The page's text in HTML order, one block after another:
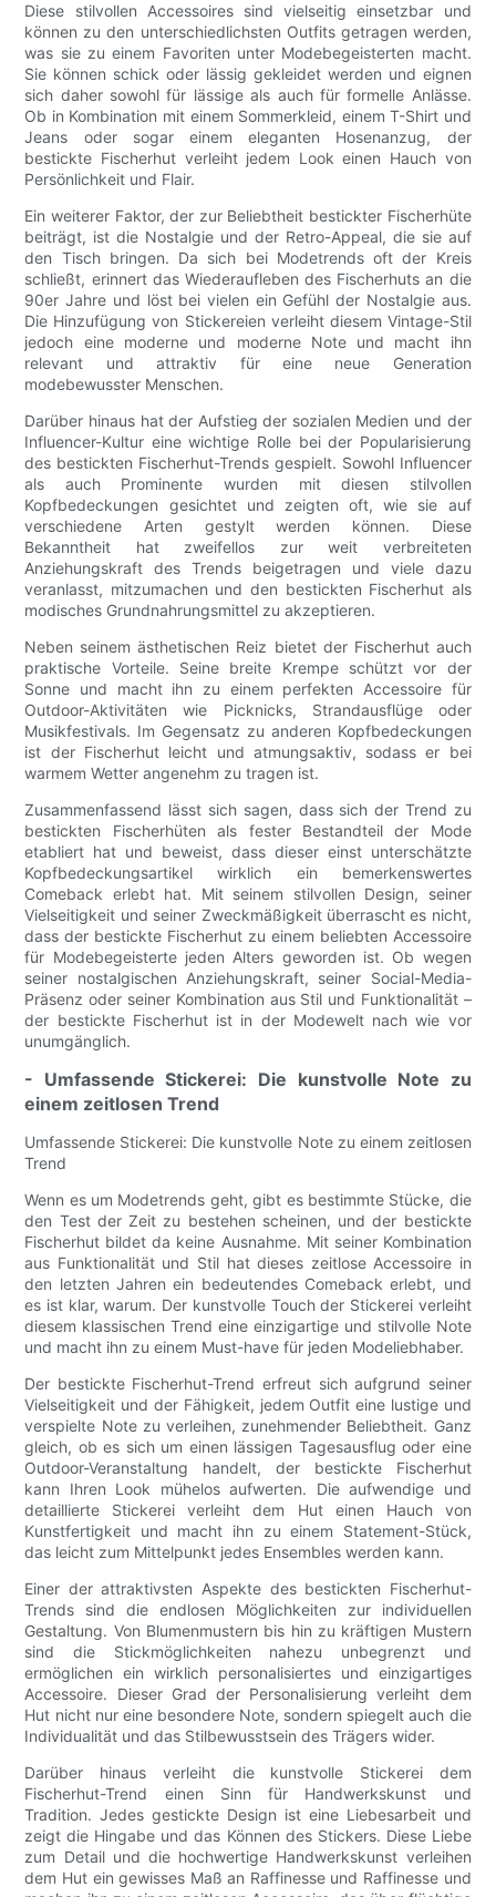
Diese stilvollen Accessoires sind vielseitig einsetzbar und
können zu den unterschiedlichsten Outfits getragen werden,
was sie zu einem Favoriten unter Modebegeisterten macht.
Sie können schick oder lässig gekleidet werden und eignen
sich daher sowohl für lässige als auch für formelle Anlässe.
Ob in Kombination mit einem Sommerkleid, einem T-Shirt und
Jeans oder sogar einem eleganten Hosenanzug, der
bestickte Fischerhut verleiht jedem Look einen Hauch von
Persönlichkeit und Flair.
Ein weiterer Faktor, der zur Beliebtheit bestickter Fischerhüte
beiträgt, ist die Nostalgie und der Retro-Appeal, die sie auf
den Tisch bringen. Da sich bei Modetrends oft der Kreis
schließt, erinnert das Wiederaufleben des Fischerhuts an die
90er Jahre und löst bei vielen ein Gefühl der Nostalgie aus.
Die Hinzufügung von Stickereien verleiht diesem Vintage-Stil
jedoch eine moderne und moderne Note und macht ihn
relevant und attraktiv für eine neue Generation
modebewusster Menschen.
Darüber hinaus hat der Aufstieg der sozialen Medien und der
Influencer-Kultur eine wichtige Rolle bei der Popularisierung
des bestickten Fischerhut-Trends gespielt. Sowohl Influencer
als auch Prominente wurden mit diesen stilvollen
Kopfbedeckungen gesichtet und zeigten oft, wie sie auf
verschiedene Arten gestylt werden können. Diese
Bekanntheit hat zweifellos zur weit verbreiteten
Anziehungskraft des Trends beigetragen und viele dazu
veranlasst, mitzumachen und den bestickten Fischerhut als
modisches Grundnahrungsmittel zu akzeptieren.
Neben seinem ästhetischen Reiz bietet der Fischerhut auch
praktische Vorteile. Seine breite Krempe schützt vor der
Sonne und macht ihn zu einem perfekten Accessoire für
Outdoor-Aktivitäten wie Picknicks, Strandausflüge oder
Musikfestivals. Im Gegensatz zu anderen Kopfbedeckungen
ist der Fischerhut leicht und atmungsaktiv, sodass er bei
warmem Wetter angenehm zu tragen ist.
Zusammenfassend lässt sich sagen, dass sich der Trend zu
bestickten Fischerhüten als fester Bestandteil der Mode
etabliert hat und beweist, dass dieser einst unterschätzte
Kopfbedeckungsartikel wirklich ein bemerkenswertes
Comeback erlebt hat. Mit seinem stilvollen Design, seiner
Vielseitigkeit und seiner Zweckmäßigkeit überrascht es nicht,
dass der bestickte Fischerhut zu einem beliebten Accessoire
für Modebegeisterte jeden Alters geworden ist. Ob wegen
seiner nostalgischen Anziehungskraft, seiner Social-Media-
Präsenz oder seiner Kombination aus Stil und Funktionalität –
der bestickte Fischerhut ist in der Modewelt nach wie vor
unumgänglich.
- Umfassende Stickerei: Die kunstvolle Note zu
einem zeitlosen Trend
Umfassende Stickerei: Die kunstvolle Note zu einem zeitlosen
Trend
Wenn es um Modetrends geht, gibt es bestimmte Stücke, die
den Test der Zeit zu bestehen scheinen, und der bestickte
Fischerhut bildet da keine Ausnahme. Mit seiner Kombination
aus Funktionalität und Stil hat dieses zeitlose Accessoire in
den letzten Jahren ein bedeutendes Comeback erlebt, und
es ist klar, warum. Der kunstvolle Touch der Stickerei verleiht
diesem klassischen Trend eine einzigartige und stilvolle Note
und macht ihn zu einem Must-have für jeden Modeliebhaber.
Der bestickte Fischerhut-Trend erfreut sich aufgrund seiner
Vielseitigkeit und der Fähigkeit, jedem Outfit eine lustige und
verspielte Note zu verleihen, zunehmender Beliebtheit. Ganz
gleich, ob es sich um einen lässigen Tagesausflug oder eine
Outdoor-Veranstaltung handelt, der bestickte Fischerhut
kann Ihren Look mühelos aufwerten. Die aufwendige und
detaillierte Stickerei verleiht dem Hut einen Hauch von
Kunstfertigkeit und macht ihn zu einem Statement-Stück,
das leicht zum Mittelpunkt jedes Ensembles werden kann.
Einer der attraktivsten Aspekte des bestickten Fischerhut-
Trends sind die endlosen Möglichkeiten zur individuellen
Gestaltung. Von Blumenmustern bis hin zu kräftigen Mustern
sind die Stickmöglichkeiten nahezu unbegrenzt und
ermöglichen ein wirklich personalisiertes und einzigartiges
Accessoire. Dieser Grad der Personalisierung verleiht dem
Hut nicht nur eine besondere Note, sondern spiegelt auch die
Individualität und das Stilbewusstsein des Trägers wider.
Darüber hinaus verleiht die kunstvolle Stickerei dem
Fischerhut-Trend einen Sinn für Handwerkskunst und
Tradition. Jedes gestickte Design ist eine Liebesarbeit und
zeigt die Hingabe und das Können des Stickers. Diese Liebe
zum Detail und die hochwertige Handwerkskunst verleihen
dem Hut ein gewisses Maß an Raffinesse und Raffinesse und